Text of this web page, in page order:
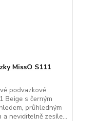
MissO S111
podvazkové
Beige s černým
průhledným
a neviditelně zesíle...